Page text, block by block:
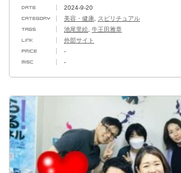
2024-9-20
美容・健康
スピリチュアル
池尾里絵 牛王田雅章
外部サイト
-
-